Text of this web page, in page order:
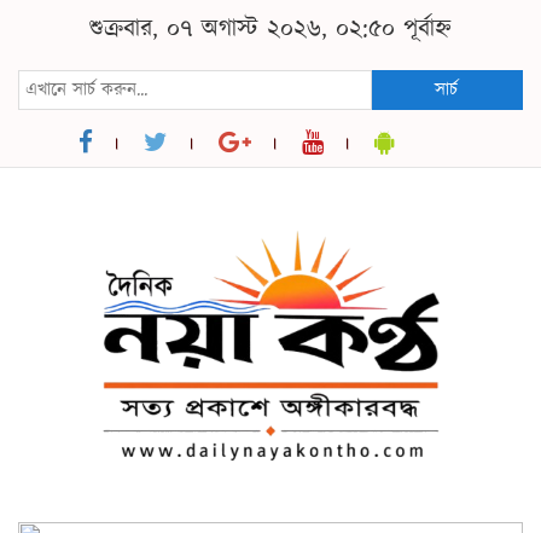
শুক্রবার, ০৭ অগাস্ট ২০২৬, ০২:৫০ পূর্বাহ্ন
সার্চ